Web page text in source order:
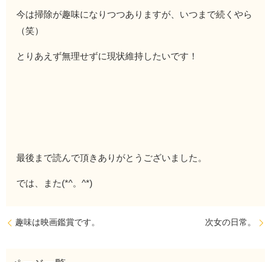
今は掃除が趣味になりつつありますが、いつまで続くやら
（笑）
とりあえず無理せずに現状維持したいです！
最後まで読んで頂きありがとうございました。
では、また(*^。^*)
趣味は映画鑑賞です。 次女の日常。